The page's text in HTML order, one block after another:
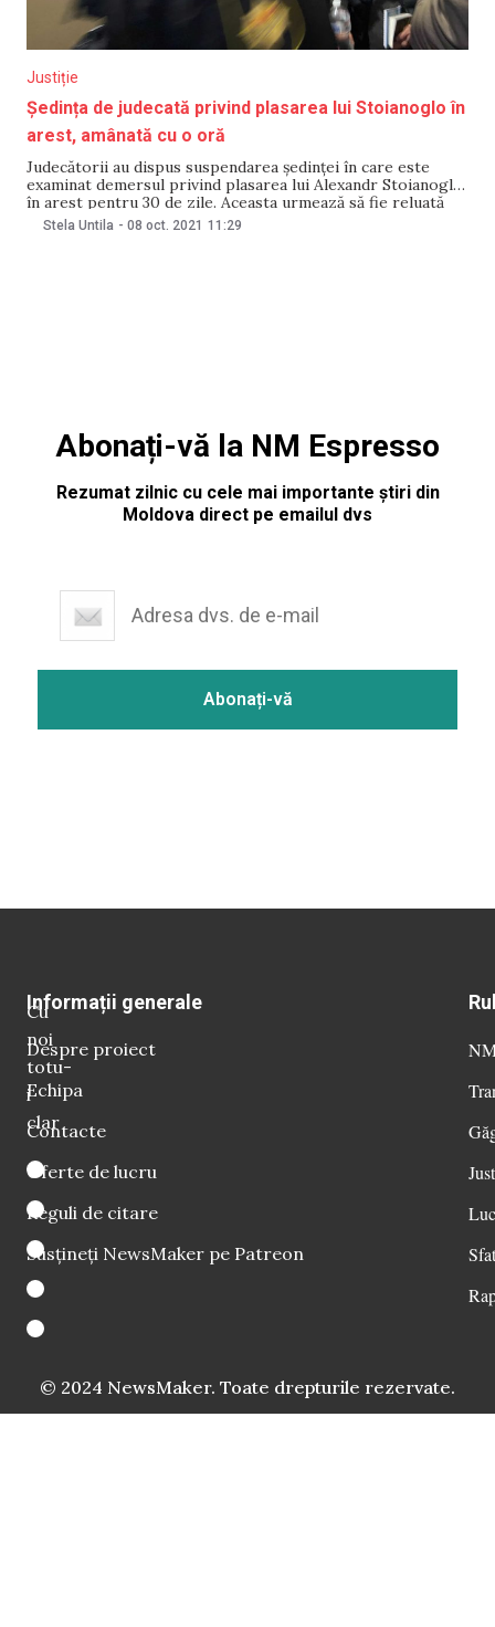
Justiție
Ședința de judecată privind plasarea lui Stoianoglo în
arest, amânată cu o oră
Judecătorii au dispus suspendarea ședinței în care este
examinat demersul privind plasarea lui Alexandr Stoianoglo
în arest pentru 30 de zile. Aceasta urmează să fie reluată
peste o oră. Avocatul lui Stoianoglo a solicitat strămutarea
Stela Untila - 08 oct. 2021 11:29
Abonați-vă la NM Espresso
Rezumat zilnic cu cele mai importante știri din
Moldova direct pe emailul dvs
Cu
noi
totu-
i
clar
Informații generale
Despre proiect
Echipa
Contacte
Oferte de lucru
Reguli de citare
Susțineți NewsMaker pe Patreon
© 2024 NewsMaker. Toate drepturile rezervate.